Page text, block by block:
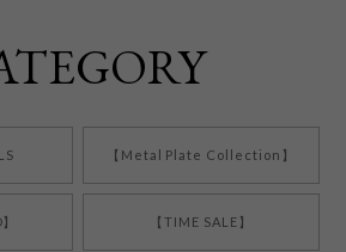
【Metal Plate Collection】
【TIME SALE】